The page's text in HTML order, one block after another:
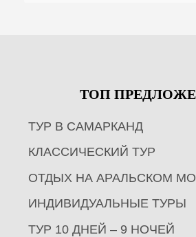
ТОП
ТУР В САМАРКАНД
КЛАССИЧЕСКИЙ ТУР
ОТДЫХ НА АРАЛЬСКОМ
ИНДИВИДУАЛЬНЫЕ ТУРЫ
ТУР 10 ДНЕЙ – 9 НОЧЕЙ